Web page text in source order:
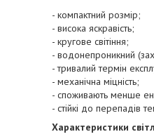
- компактний розмір;
- висока яскравість;
- кругове світіння;
- водонепроникний
- тривалий термін
- механічна міцність;
- споживають менше
- стійкі до перепадів
Характеристики